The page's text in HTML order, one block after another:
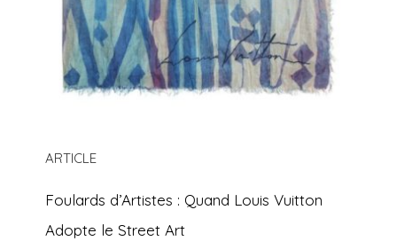
ARTICLE
Foulards d’Artistes : Quand Louis Vuitton
Adopte le Street Art